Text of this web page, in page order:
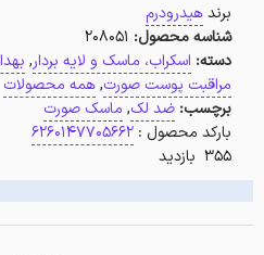
برندهیدرودرم
شناسه محصول: 208051
دسته: اسکراب، ماسک و لایه بردار,
مراقبت پوست صورت,همه محصولات
برچسب: ضد لک, ماسک صورت
بارکد محصول : 6260147705662
355 بازدید